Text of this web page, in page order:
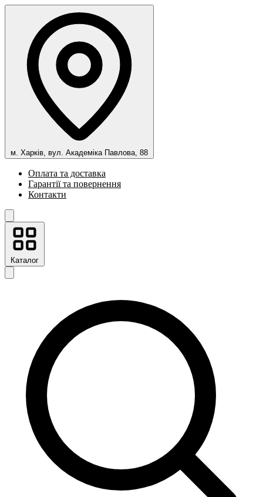
м. Харків, вул. Академіка Павлова, 88
Оплата та доставка
Гарантії та повернення
Контакти
Каталог